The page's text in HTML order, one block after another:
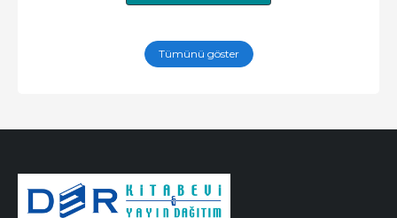
Tümünü göster